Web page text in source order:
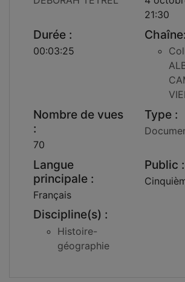
21:30
Durée :
00:03:25
Chaîne:
Nombre de vues
:
70
Type :
Langue
principale :
Français
Public :
Discipline(s) :
Histoire-
géographie